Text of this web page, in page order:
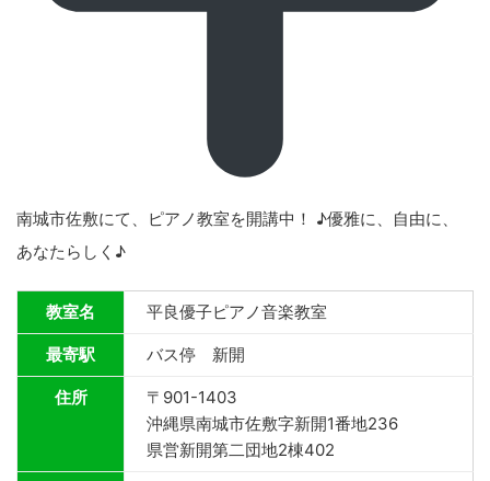
南城市佐敷にて、ピアノ教室を開講中！ ♪優雅に、自由に、
あなたらしく♪
教室名 平良優子ピアノ音楽教室
最寄駅 バス停 新開
住所
〒901-1403
沖縄県南城市佐敷字新開1番地236
県営新開第二団地2棟402